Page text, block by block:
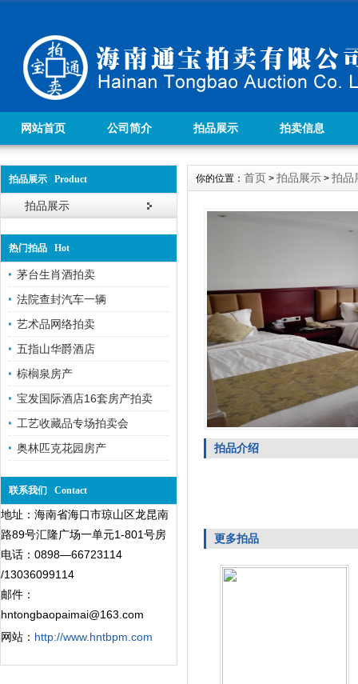
网站首页 公司简介 拍品展示 拍卖信息
拍品展示 Product
拍品展示
热门拍品 Hot
茅台生肖酒拍卖
法院查封汽车一辆
艺术品网络拍卖
五指山华爵酒店
棕榈泉房产
宝发国际酒店16套房产拍卖
工艺收藏品专场拍卖会
奥林匹克花园房产
联系我们 Contact
地址：海南省海口市琼山区龙昆南
路89号汇隆广场一单元1-801号房
电话：0898—66723114
/13036099114
邮件：
hntongbaopaimai@163.com
网站： http://www.hntbpm.com
你的位置： 首页 > 拍品展示 > 拍品
拍品介绍
更多拍品